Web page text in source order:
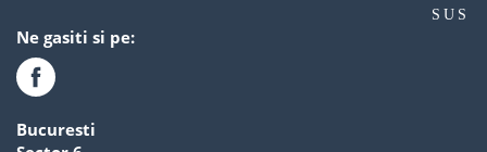
SUS
Ne gasiti si pe:
Bucuresti